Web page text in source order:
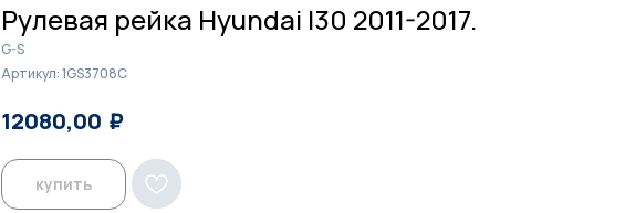
Рулевая рейка Hyundai I30 2011-2017.
G-S
Артикул:1GS3708C
12080,00 ₽
купить